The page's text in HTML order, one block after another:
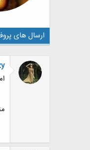
ارسال های